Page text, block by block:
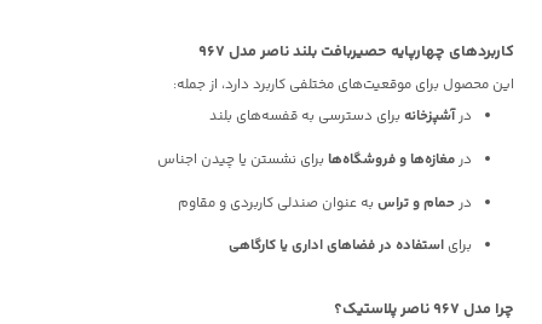
کاربردهای چهارپایه حصیربافت بلند ناصر مدل 967
این محصول برای موقعیت‌های مختلفی کاربرد دارد، از جمله:
درآشپزخانه برای دسترسی به قفسه‌های بلند
درمغازه‌ها و فروشگاه‌ها برای نشستن یا چیدن اجناس
درحمام و تراس به عنوان صندلی کاربردی و مقاوم
برایاستفاده در فضاهای اداری یا کارگاهی
چرا مدل 967 ناصر پلاستیک؟